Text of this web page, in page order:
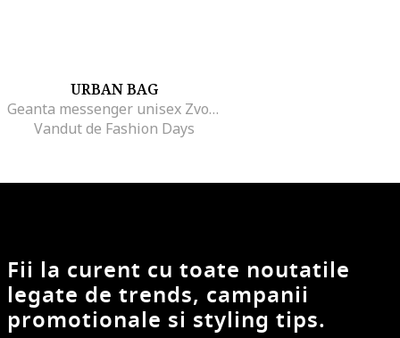
URBAN BAG
Geanta messenger unisex Zvolen, Maro
Vandut de Fashion Days
Fii la curent cu toate noutatile
legate de trends, campanii
promotionale si styling tips.